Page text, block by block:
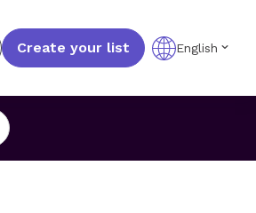
Create your list English